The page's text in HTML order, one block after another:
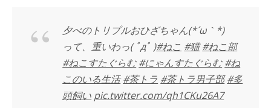
夕べのトリプルおひざちゃん(*´ω｀*)
って、重いわっ( ﾟдﾟ )#ねこ #猫 #ねこ部
#ねこすたぐらむ #にゃんすたぐらむ #ね
このいる生活 #茶トラ #茶トラ男子部 #多
頭飼い pic.twitter.com/qh1CKu26A7